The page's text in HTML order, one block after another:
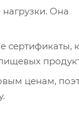
Она
сертификаты,
ценам,